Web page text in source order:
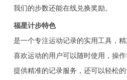
我们的步数还能在线兑换奖励。
福星计步特色
是一个专注运动记录的实用工具，精
喜欢运动的用户可以随时使用，操作
提供精准的记录服务，还可以轻松的